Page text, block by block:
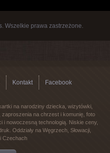
Wszelkie prawa zastrzeżone.
Kontakt Facebook
na narodziny dziecka, wizytówki,
na chrzest i komunię, foto
nowoczesną technologią. Niskie ceny,
Oddziały na Węgrzech, Słowacji,
Czechach